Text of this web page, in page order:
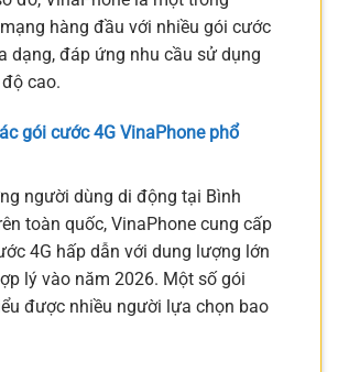
hàng đầu với nhiều gói cước
dạng, đáp ứng nhu cầu sử dụng
cao.
gói cước 4G VinaPhone phổ
người dùng di động tại Bình
toàn quốc, VinaPhone cung cấp
4G hấp dẫn với dung lượng lớn
lý vào năm 2026. Một số gói
được nhiều người lựa chọn bao